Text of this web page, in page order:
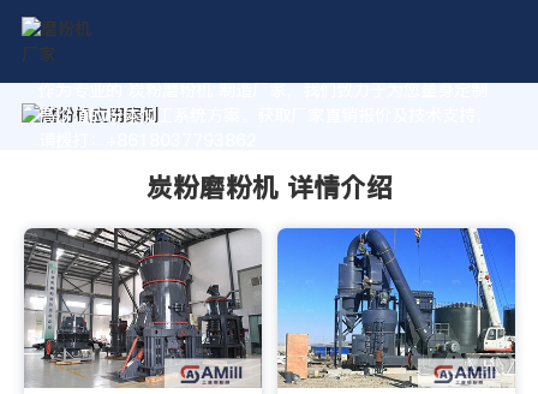
作为专业的 炭粉磨粉机 制造厂家，我们致力于为您量身定制
高价值的粉体加工系统方案。获取厂家直销报价及技术支持，
炭粉磨粉机 详情介绍